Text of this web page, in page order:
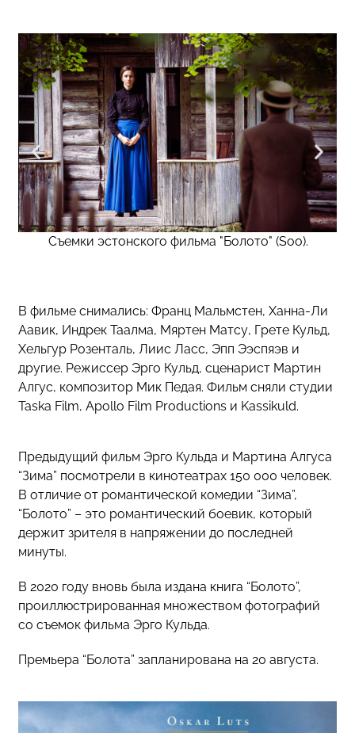
Съемки эстонского фильма "Болото" (Soo).
В фильме снимались: Франц Мальмстен, Ханна-Ли
Аавик, Индрек Таалма, Мяртен Матсу, Грете Кульд,
Хельгур Розенталь, Лиис Ласс, Эпп Ээспяэв и
другие. Режиссер Эрго Кульд, сценарист Мартин
Алгус, композитор Мик Педая. Фильм сняли студии
Taska Film, Apollo Film Productions и Kassikuld.
Предыдущий фильм Эрго Кульда и Мартина Алгуса
“Зима” посмотрели в кинотеатрах 150 000 человек.
В отличие от романтической комедии “Зима”,
“Болото” – это романтический боевик, который
держит зрителя в напряжении до последней
минуты.
В 2020 году вновь была издана книга “Болото”,
проиллюстрированная множеством фотографий
со съемок фильма Эрго Кульда.
Премьера “Болота” запланирована на 20 августа.